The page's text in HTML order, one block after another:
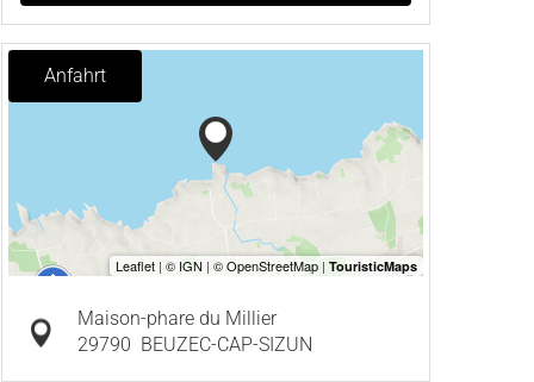
Anfahrt
Maison-phare du Millier
29790 BEUZEC-CAP-SIZUN